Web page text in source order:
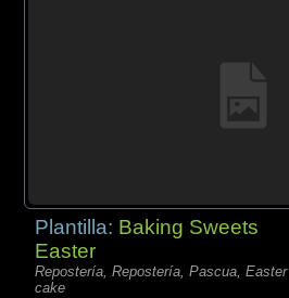
Plantilla: Baking Sweets
Easter
Repostería, Repostería, Pascua, Easter
cake